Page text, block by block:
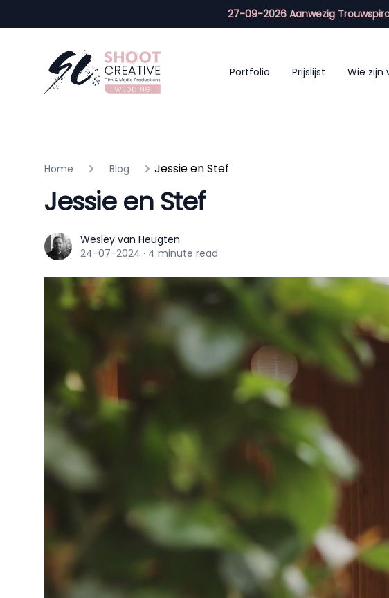
27-09-2026 Aanwezig
Portfolio Prijslijst Wie zijn
Home Blog Jessie en Stef
Jessie en Stef
Wesley van Heugten
Wesley van Heugten
24-07-2024 · 4 minute read